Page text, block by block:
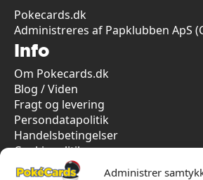
Administrer
Pokecards.dk
Administreres af Papklubben ApS
Info
Om Pokecards.dk
Blog / Viden
Fragt og levering
Persondatapolitik
Handelsbetingelser
Cookiepolitik
Vi har kun 5-stjernet